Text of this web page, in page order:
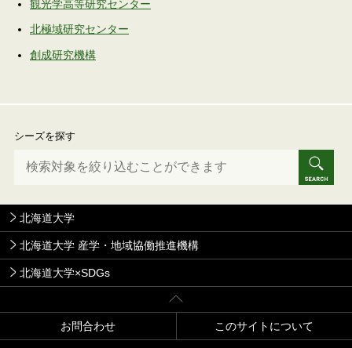
観光学高等研究センター
北極域研究センター
創成研究機構
シーズを探す
北海道大学
北海道大学 産学・地域協働推進機構
北海道大学×SDGs
お問合わせ このサイトについて